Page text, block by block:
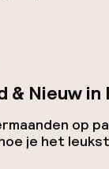
het mooiste
de top van
Seat. Dit is
op
& Nieuw in
op
je het